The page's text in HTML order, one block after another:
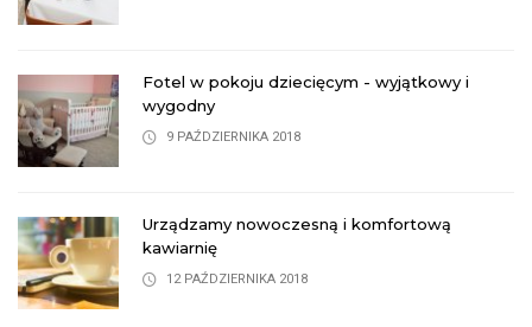
Fotel w pokoju dziecięcym - wyjątkowy i
wygodny
9 PAŹDZIERNIKA 2018
Urządzamy nowoczesną i komfortową
kawiarnię
12 PAŹDZIERNIKA 2018